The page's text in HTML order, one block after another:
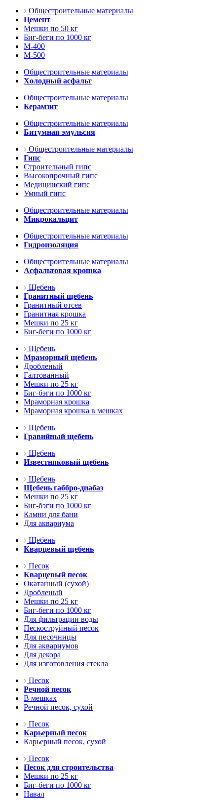
Общестроительные материалы
Цемент
Мешки по 50 кг
Биг-беги по 1000 кг
М-400
М-500
Общестроительные материалы
Холодный асфальт
Общестроительные материалы
Керамзит
Общестроительные материалы
Битумная эмульсия
Общестроительные материалы
Гипс
Строительный гипс
Высокопрочный гипс
Медицинский гипс
Умный гипс
Общестроительные материалы
Микрокальцит
Общестроительные материалы
Гидроизоляция
Общестроительные материалы
Асфальтовая крошка
Щебень
Гранитный щебень
Гранитный отсев
Гранитная крошка
Мешки по 25 кг
Биг-беги по 1000 кг
Щебень
Мраморный щебень
Дробленый
Галтованный
Мешки по 25 кг
Биг-бэги по 1000 кг
Мраморная крошка
Мраморная крошка в мешках
Щебень
Гравийный щебень
Щебень
Известняковый щебень
Щебень
Щебень габбро-диабаз
Мешки по 25 кг
Биг-бэги по 1000 кг
Камни для бани
Для аквариума
Щебень
Кварцевый щебень
Песок
Кварцевый песок
Окатанный (сухой)
Дробленый
Мешки по 25 кг
Биг-беги по 1000 кг
Для фильтрации воды
Пескоструйный песок
Для песочницы
Для аквариумов
Для декора
Для изготовления стекла
Песок
Речной песок
В мешках
Речной песок, сухой
Песок
Карьерный песок
Карьерный песок, сухой
Песок
Песок для строительства
Мешки по 25 кг
Биг-беги по 1000 кг
Навал